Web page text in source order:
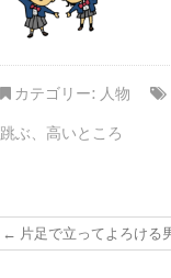
カテゴリー: 人物
跳ぶ、 高いところ
← 片足で立ってよろける